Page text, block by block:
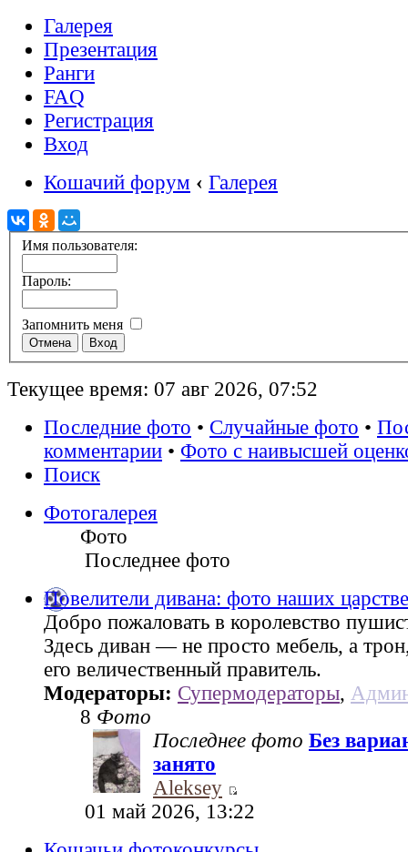
Галерея
Презентация
Ранги
FAQ
Регистрация
Вход
Кошачий форум ‹ Галерея
Имя пользователя:
Пароль:
Запомнить меня
Текущее время: 07 авг 2026, 07:52
Последние фото • Случайные фото •
комментарии • Фото с наивысшей
Поиск
Фотогалерея
Фото
Последнее фото
Повелители дивана: фото наших
Добро пожаловать в королевство
Здесь диван — не просто мебель, а
его величественный правитель.
Модераторы: Супермодераторы,
8 Фото
Последнее фото Без
занято
Aleksey
01 май 2026, 13:22